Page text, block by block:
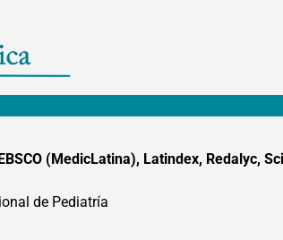
(MedicLatina), Latindex, Redalyc,
de Pediatría